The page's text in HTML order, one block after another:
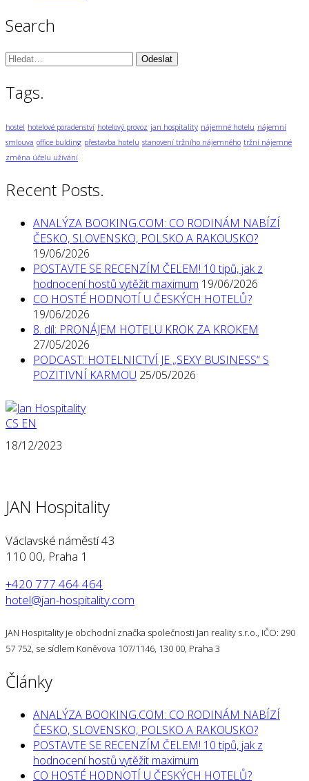
Search
Vyhledávání:
Tags.
hostel hotelové poradenství hotelový provoz jan hospitality nájemné hotelu nájemní
smlouva office bulding přestavba hotelu stanovení tržního nájemného tržní nájemné
změna účelu užívání
Recent Posts.
ANALÝZA BOOKING.COM: CO RODINÁM NABÍZÍ
ČESKO, SLOVENSKO, POLSKO A RAKOUSKO?
19/06/2026
POSTAVTE SE RECENZÍM ČELEM! 10 tipů, jak z
hodnocení hostů vytěžit maximum 19/06/2026
CO HOSTÉ HODNOTÍ U ČESKÝCH HOTELŮ?
19/06/2026
8. díl: PRONÁJEM HOTELU KROK ZA KROKEM
27/05/2026
PODCAST: HOTELNICTVÍ JE „SEXY BUSINESS“ S
POZITIVNÍ KARMOU 25/05/2026
CS EN
18/12/2023
JAN Hospitality
Václavské náměstí 43
110 00, Praha 1
+420 777 464 464
hotel@jan-hospitality.com
JAN Hospitality je obchodní značka společnosti Jan reality s.r.o., IČO: 290
57 752, se sídlem Koněvova 107/1146, 130 00, Praha 3
Články
ANALÝZA BOOKING.COM: CO RODINÁM NABÍZÍ
ČESKO, SLOVENSKO, POLSKO A RAKOUSKO?
POSTAVTE SE RECENZÍM ČELEM! 10 tipů, jak z
hodnocení hostů vytěžit maximum
CO HOSTÉ HODNOTÍ U ČESKÝCH HOTELŮ?